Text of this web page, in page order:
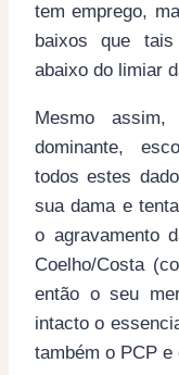
tem emprego,
baixos que
abaixo do limiar
Mesmo
dominante,
todos estes
sua dama e
o agravamento
Coelho/Costa
então o seu
intacto o
também o PCP e